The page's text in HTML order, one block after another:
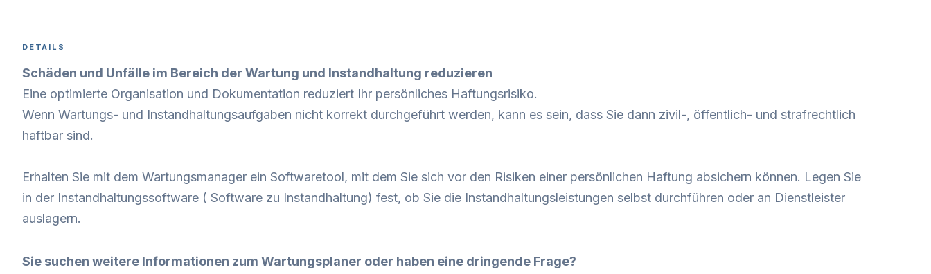
DETAILS
Schäden und Unfälle im Bereich der Wartung und Instandhaltung reduzieren
Eine optimierte Organisation und Dokumentation reduziert Ihr persönliches Haftungsrisiko.
Wenn Wartungs- und Instandhaltungsaufgaben nicht korrekt durchgeführt werden, kann es sein, dass Sie dann zivil-, öffentlich- und strafrechtlich
haftbar sind.
Erhalten Sie mit dem Wartungsmanager ein Softwaretool, mit dem Sie sich vor den Risiken einer persönlichen Haftung absichern können. Legen Sie
in der Instandhaltungssoftware ( Software zu Instandhaltung) fest, ob Sie die Instandhaltungsleistungen selbst durchführen oder an Dienstleister
auslagern.
Sie suchen weitere Informationen zum Wartungsplaner oder haben eine dringende Frage?